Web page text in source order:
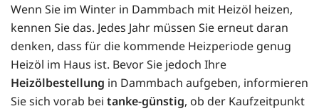
Wenn Sie im Winter in Dammbach mit Heizöl heizen,
kennen Sie das. Jedes Jahr müssen Sie erneut daran
denken, dass für die kommende Heizperiode genug
Heizöl im Haus ist. Bevor Sie jedoch Ihre
Heizölbestellung in Dammbach aufgeben, informieren
Sie sich vorab bei tanke-günstig, ob der Kaufzeitpunkt